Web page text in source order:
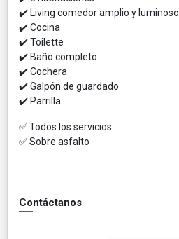
✔️ Living comedor amplio y luminoso
✔️ Cocina
✔️ Toilette
✔️ Baño completo
✔️ Cochera
✔️ Galpón de guardado
✔️ Parrilla
✅ Todos los servicios
✅ Sobre asfalto
Contáctanos